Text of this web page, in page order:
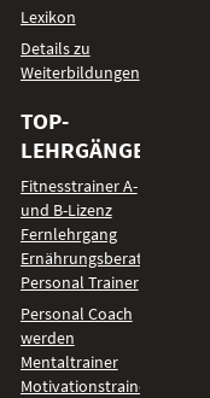
Lexikon
Details zu
Weiterbildungen
TOP-
LEHRGÄNGE
Fitnesstrainer A-
und B-Lizenz
Fernlehrgang
Ernährungsberater
Personal Trainer
Personal Coach
werden
Mentaltrainer
Motivationstrainer